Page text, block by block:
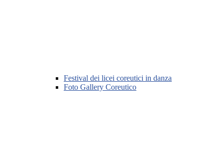
Festival dei licei coreutici in danza
Foto Gallery Coreutico